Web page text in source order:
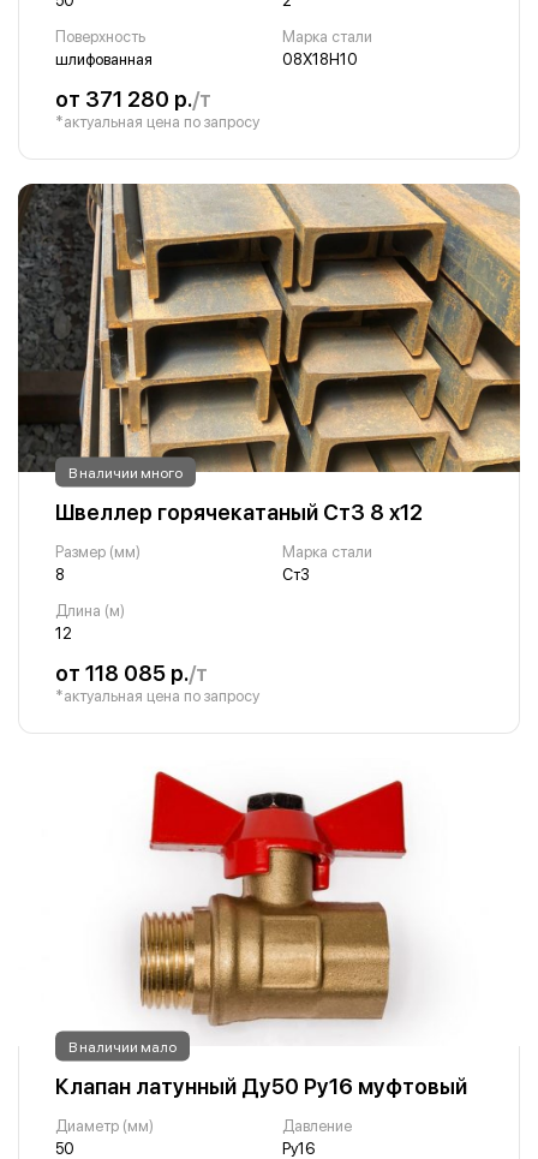
Поверхность
шлифованная
Марка стали
08Х18Н10
от 371 280 р./т
*актуальная цена по запросу
В наличии много
Швеллер горячекатаный Ст3 8 х12
Размер (мм)
8
Марка стали
Ст3
Длина (м)
12
от 118 085 р./т
*актуальная цена по запросу
В наличии мало
Клапан латунный Ду50 Ру16 муфтовый
Диаметр (мм)
50
Давление
Ру16